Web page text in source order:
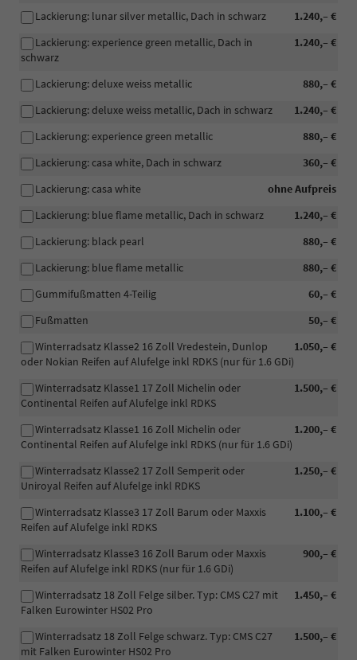
1.240,– €
Lackierung: lunar silver metallic, Dach in schwarz
1.240,– €
Lackierung: experience green metallic, Dach in
schwarz
880,– €
Lackierung: deluxe weiss metallic
1.240,– €
Lackierung: deluxe weiss metallic, Dach in schwarz
880,– €
Lackierung: experience green metallic
360,– €
Lackierung: casa white, Dach in schwarz
ohne Aufpreis
Lackierung: casa white
1.240,– €
Lackierung: blue flame metallic, Dach in schwarz
880,– €
Lackierung: black pearl
880,– €
Lackierung: blue flame metallic
60,– €
Gummifußmatten 4-Teilig
50,– €
Fußmatten
1.050,– €
Winterradsatz Klasse2 16 Zoll Vredestein, Dunlop
oder Nokian Reifen auf Alufelge inkl RDKS (nur für 1.6 GDi)
1.500,– €
Winterradsatz Klasse1 17 Zoll Michelin oder
Continental Reifen auf Alufelge inkl RDKS
1.200,– €
Winterradsatz Klasse1 16 Zoll Michelin oder
Continental Reifen auf Alufelge inkl RDKS (nur für 1.6 GDi)
1.250,– €
Winterradsatz Klasse2 17 Zoll Semperit oder
Uniroyal Reifen auf Alufelge inkl RDKS
1.100,– €
Winterradsatz Klasse3 17 Zoll Barum oder Maxxis
Reifen auf Alufelge inkl RDKS
900,– €
Winterradsatz Klasse3 16 Zoll Barum oder Maxxis
Reifen auf Alufelge inkl RDKS (nur für 1.6 GDi)
1.450,– €
Winterradsatz 18 Zoll Felge silber. Typ: CMS C27 mit
Falken Eurowinter HS02 Pro
1.500,– €
Winterradsatz 18 Zoll Felge schwarz. Typ: CMS C27
mit Falken Eurowinter HS02 Pro